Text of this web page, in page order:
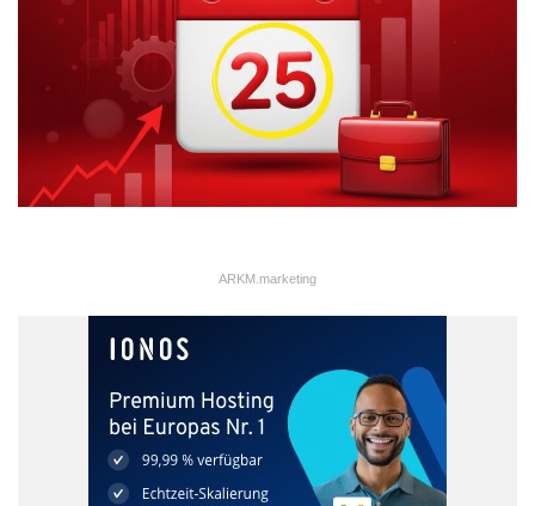
Wahl eines Videografen aus
München entscheidend ist
Die Entscheidung für einen lokalen Dienstleister bietet für
Münchner Unternehmen handfeste Vorteile, die über kurze
Anfahrtswege hinausgehen. Ein Videograf mit Sitz in München
kennt die Stadt, ihre charakteristischen Orte und die hiesige
Drohnenaufnahmen über der Isar einzuholen oder das typische
Münchner Lebensgefühl authentisch einzufangen – ein lokaler
Experte agiert schneller, effizienter und kostengünstiger. Er
verfügt über ein etabliertes Netzwerk an weiteren Kreativen,
Darstellern oder Technikverleihern vor Ort, was die
ARKM.marketing